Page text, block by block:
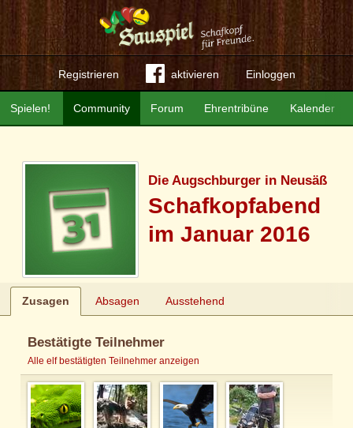
Registrieren aktivieren Einloggen
Community Forum Ehrentribüne Kalender
Spielen!
Die Augschburger in Neusäß
Schafkopfabend
im Januar 2016
Zusagen Absagen Ausstehend
Bestätigte Teilnehmer
Alle elf bestätigten Teilnehmer anzeigen